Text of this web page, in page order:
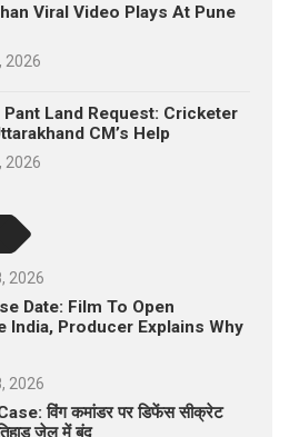
Viral Video Plays At Pune
2026
Pant Land Request: Cricketer
CM’s Help
2026
2026
Date: Film To Open
India, Producer Explains Why
2026
विंग कमांडर पर डिफेंस सीक्रेट
जेल में बंद